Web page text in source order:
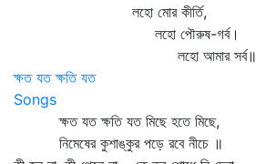
লহো মোর কীর্তি,
লহো পৌরুষ-গর্ব।
লহো আমার সর্ব॥
ক্ষত যত ক্ষতি যত
Songs
ক্ষত যত ক্ষতি যত মিছে হতে মিছে,
নিমেষের কুশাঙ্কুর পড়ে রবে নীচে ॥